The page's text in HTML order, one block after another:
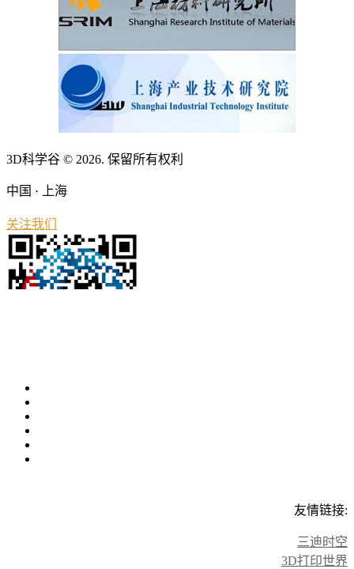
3D科学谷 © 2026. 保留所有权利
中国 · 上海
关注我们
友情链接:
三迪时空
3D打印世界